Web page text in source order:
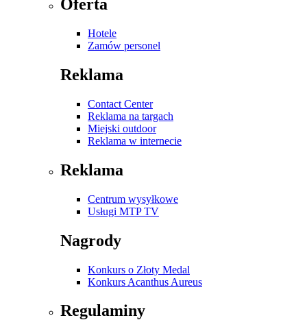
Oferta
Hotele
Zamów personel
Reklama
Contact Center
Reklama na targach
Miejski outdoor
Reklama w internecie
Reklama
Centrum wysyłkowe
Usługi MTP TV
Nagrody
Konkurs o Złoty Medal
Konkurs Acanthus Aureus
Regulaminy